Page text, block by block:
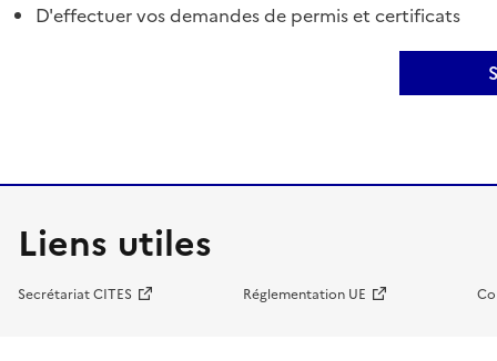
D'effectuer vos demandes de permis et certificats
Liens utiles
Secrétariat CITES Réglementation UE